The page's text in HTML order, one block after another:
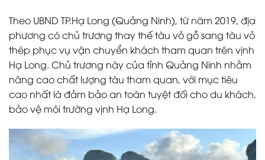
Theo UBND TP.Hạ Long (Quảng Ninh), từ năm 2019, địa
phương có chủ trương thay thế tàu vỏ gỗ sang tàu vỏ
thép phục vụ vận chuyển khách tham quan trên vịnh
Hạ Long. Chủ trương này của tỉnh Quảng Ninh nhằm
nâng cao chất lượng tàu tham quan, với mục tiêu
cao nhất là đảm bảo an toàn tuyệt đối cho du khách,
bảo vệ môi trường vịnh Hạ Long.